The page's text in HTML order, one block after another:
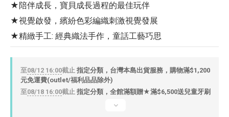
★陪伴成長，寶貝成長過程的最佳玩伴
★視覺啟發，繽紛色彩編織刺激視覺發展
★精緻手工: 經典織法手作，童話工藝巧思
至08/12 16:00截止 指定分類，台灣本島出貨服務，購物滿$1,200
元免運費(outlet/福利品品除外)
至08/18 16:00截止 指定分類，全館滿額贈★滿$6,500送兒童牙刷